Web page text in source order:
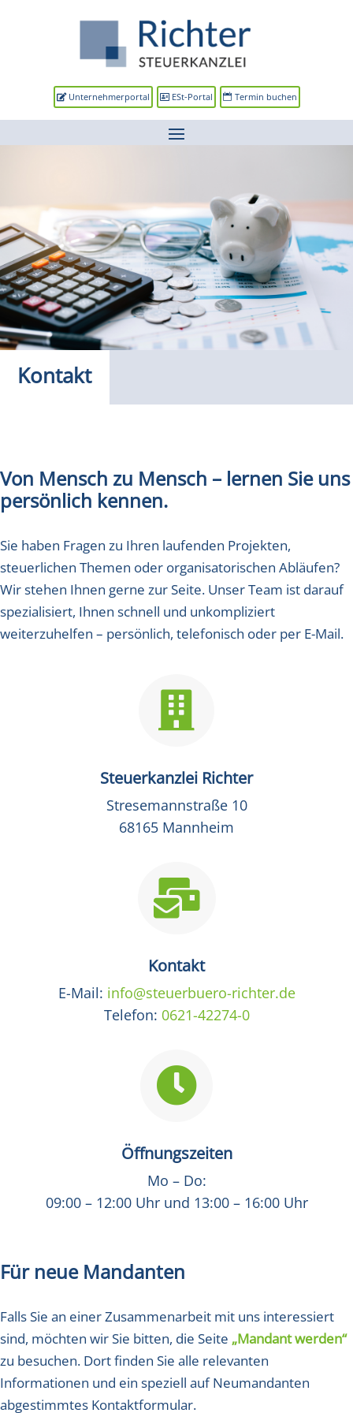
Unternehmerportal ESt-Portal Termin buchen
Kontakt
Von Mensch zu Mensch – lernen Sie uns
persönlich kennen.
Sie haben Fragen zu Ihren laufenden Projekten,
steuerlichen Themen oder organisatorischen Abläufen?
Wir stehen Ihnen gerne zur Seite. Unser Team ist darauf
spezialisiert, Ihnen schnell und unkompliziert
weiterzuhelfen – persönlich, telefonisch oder per E-Mail.

Steuerkanzlei Richter
Stresemannstraße 10
68165 Mannheim

Kontakt
E-Mail: info@steuerbuero-richter.de
Telefon: 0621-42274-0

Öffnungszeiten
Mo – Do:
09:00 – 12:00 Uhr und 13:00 – 16:00 Uhr
Für neue Mandanten
Falls Sie an einer Zusammenarbeit mit uns interessiert
sind, möchten wir Sie bitten, die Seite „Mandant werden“
zu besuchen. Dort finden Sie alle relevanten
Informationen und ein speziell auf Neumandanten
abgestimmtes Kontaktformular.